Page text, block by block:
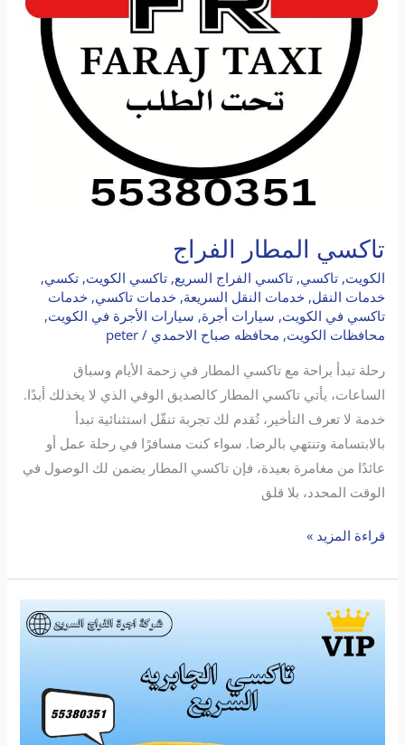
تاكسي المطار الفراج
الكويت,تاكسي,تاكسي الفراج السريع,تاكسي الكويت,تكسي,
خدمات النقل,خدمات النقل السريعة,خدمات تاكسي,خدمات
تاكسي في الكويت, سيارات أجرة, سيارات الأجرة في الكويت,
محافظات الكويت, محافظه صباح الاحمدي /
peter
رحلة تبدأ براحة مع تاكسي المطار في زحمة الأيام وسباق
الساعات، يأتي تاكسي المطار كالصديق الوفي الذي لا يخذلك أبدًا.
خدمة لا تعرف التأخير، تُقدم لك تجربة تنقّل استثنائية تبدأ
بالابتسامة وتنتهي بالرضا. سواء كنت مسافرًا في رحلة عمل أو
عائدًا من مغامرة بعيدة، فإن تاكسي المطار يضمن لك الوصول في
الوقت المحدد، بلا قلق
قراءة المزيد »
اكتشف
تاكسي
الجابرية: